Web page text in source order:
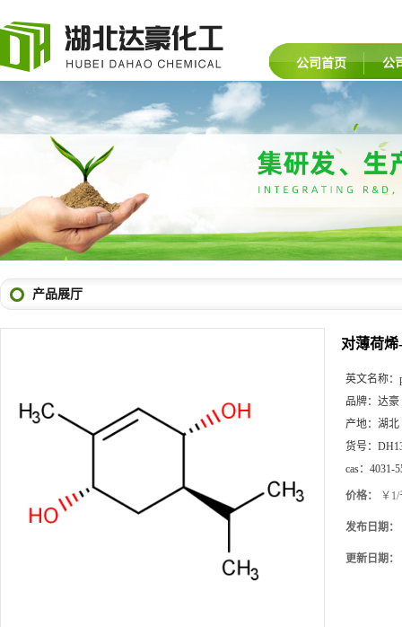
公司首页 公
产品展厅
对薄荷烯
英文名称：
品牌： 达豪
产地： 湖北
货号：
cas： 4031-
价格： ￥
发布日期：
更新日期：